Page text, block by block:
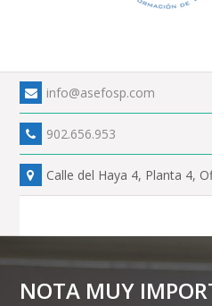
info@asefosp.com
902.656.953
Calle del Haya 4, Planta 4,
NOTA MUY